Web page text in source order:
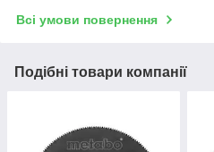
Всі умови повернення
Подібні товари компанії